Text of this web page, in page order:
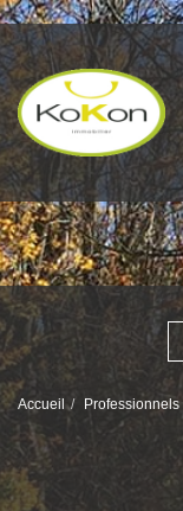
Accueil Professionnels